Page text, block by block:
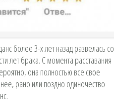
более 3-х лет назад развелась со
лет брака. С момента расставания
она полностью все свое
рано или поздно одиночество